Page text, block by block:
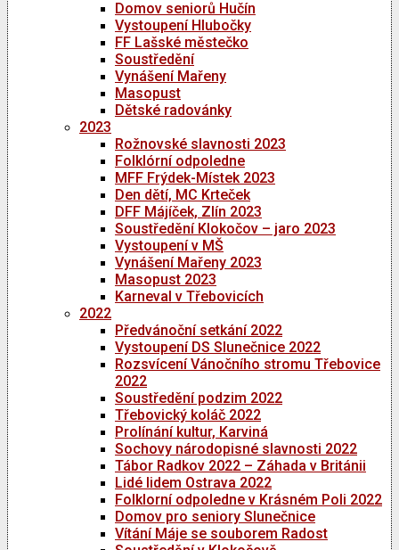
Domov seniorů Hučín
Vystoupení Hlubočky
FF Lašské městečko
Soustředění
Vynášení Mařeny
Masopust
Dětské radovánky
2023
Rožnovské slavnosti 2023
Folklórní odpoledne
MFF Frýdek-Místek 2023
Den dětí, MC Krteček
DFF Májíček, Zlín 2023
Soustředění Klokočov – jaro 2023
Vystoupení v MŠ
Vynášení Mařeny 2023
Masopust 2023
Karneval v Třebovicích
2022
Předvánoční setkání 2022
Vystoupení DS Slunečnice 2022
Rozsvícení Vánočního stromu Třebovice
2022
Soustředění podzim 2022
Třebovický koláč 2022
Prolínání kultur, Karviná
Sochovy národopisné slavnosti 2022
Tábor Radkov 2022 – Záhada v Británii
Lidé lidem Ostrava 2022
Folklorní odpoledne v Krásném Poli 2022
Domov pro seniory Slunečnice
Vítání Máje se souborem Radost